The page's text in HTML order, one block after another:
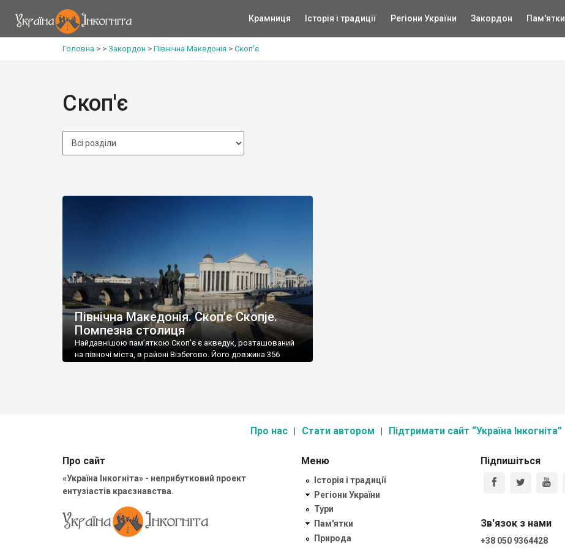
Крамниця Історія і традиції Регіони України Закордон Пам'ятки
Головна > > Закордон > Північна Македонія > Скоп'є
Скоп'є
Північна Македонія. Скоп’є Скопје.
Помпезна столиця
Найдавнішою пам’яткою Скоп’є є акведук, розташований
на півночі міста, в районі Візбегово. Його довжина 356
Про нас Стати автором Підтримати сайт “Україна Інкогніта”
Про сайт
«Україна Інкогніта» - неприбутковий проект
ентузіастів краєзнавства.
Меню
Історія і традиції
Регіони України
Тури
Пам'ятки
Природа
Підпишіться
Зв'язок з нами
+38 050 9364428